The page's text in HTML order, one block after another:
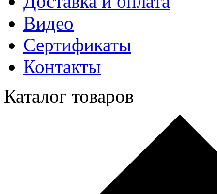
Видео
Сертификаты
Контакты
Каталог товаров